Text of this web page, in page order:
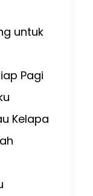
untuk
Pagi
Kelapa